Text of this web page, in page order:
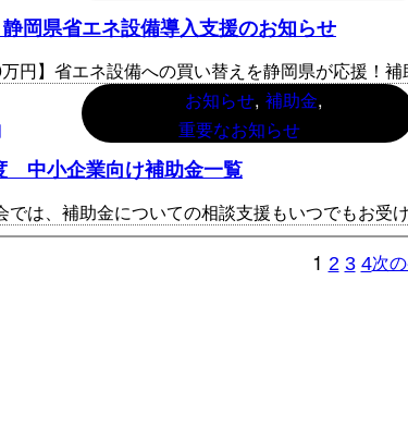
静岡県省エネ設備導入支援のお知らせ
万円】省エネ設備への買い替えを静岡県が応援！
お知らせ, 補助金
重要なお知らせ
中小企業向け補助金一覧
では、補助金についての相談支援もいつでもお
1 2 3 4次